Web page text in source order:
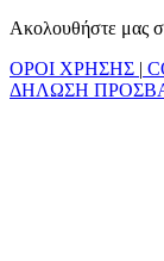
Ακολουθήστε μας
ΟΡΟΙ ΧΡΗΣΗΣ |
ΔΗΛΩΣΗ